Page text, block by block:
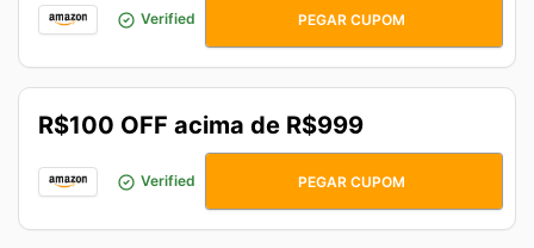
Verified SEUCUPOM10
PEGAR CUPOM
R$100 OFF acima de R$999
Verified BORALEVAR
PEGAR CUPOM